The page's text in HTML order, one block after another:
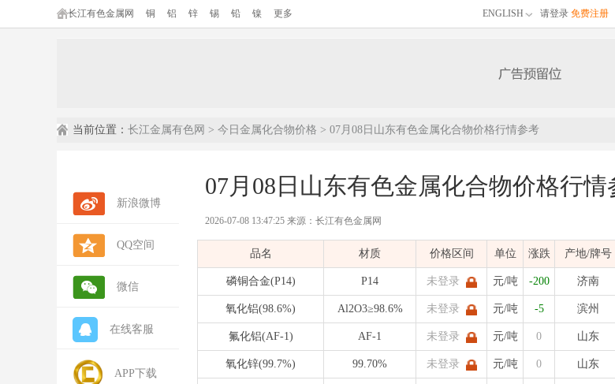
长江有色金属网 铜 铝 锌 锡 铅 镍 更多 ENGLISH 请登录 免费注册
当前位置： 长江金属有色网 > 今日金属化合物价格 > 07月08日山东有色金属化合物价格行情参考
新浪微博
QQ空间
微信
在线客服
APP下载
07月08日山东有色金属化合物价格行情
2026-07-08 13:47:25 来源：长江有色金属网
本文为长江有色金属网发布的07月08日山东有色金属化合物价格行情参考，包含品名
数据类型：现货市场报价 | 行情参考 | 有色金属价格
品名 材质 价格区间 单位 涨跌 产地/牌号
磷铜合金(P14) P14 未登录 元/吨 -200 济南
氧化铝(98.6%) Al2O3≥98.6% 未登录 元/吨 -5 滨州
氟化铝(AF-1) AF-1 未登录 元/吨 0 山东
氧化锌(99.7%) 99.70% 未登录 元/吨 0 山东